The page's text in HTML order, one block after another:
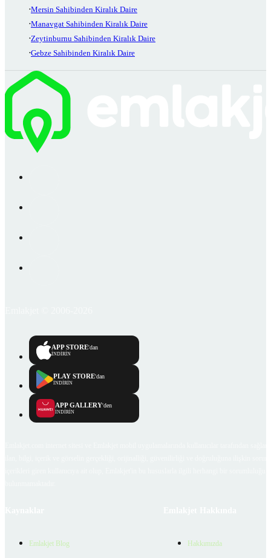
Mersin Sahibinden Kiralık Daire
Manavgat Sahibinden Kiralık Daire
Zeytinburnu Sahibinden Kiralık Daire
Gebze Sahibinden Kiralık Daire
APP STORE'dan
İNDİRİN
PLAY STORE'dan
İNDİRİN
APP GALLERY'den
İNDİRİN
Emlakjet Blog Hakkımızda